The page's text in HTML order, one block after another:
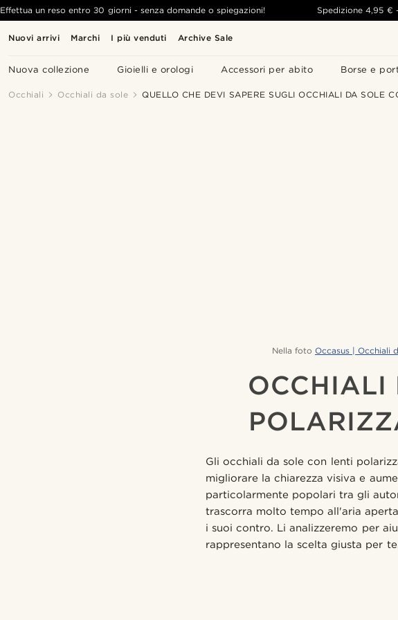
Nuovi arrivi Marchi I più venduti Archive Sale
Nuova collezione Gioielli e orologi Accessori per abito Borse e
Effettua un reso entro 30 giorni - senza domande o spiegazioni! Spedizione 4,95 € -
Occhiali Occhiali da sole QUELLO CHE DEVI SAPERE SUGLI OCCHIALI DA SOLE
Nella foto Occasus | Occhiali
OCCHIALI
Gli occhiali da sole con lenti
migliorare la chiarezza visiva e
particolarmente popolari tra gli
trascorra molto tempo all'aria
i suoi contro. Li analizzeremo per
rappresentano la scelta giusta per